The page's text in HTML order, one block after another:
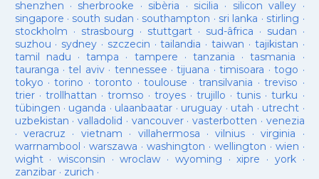
shenzhen · sherbrooke · sibèria · sicilia · silicon valley ·
singapore · south sudan · southampton · sri lanka · stirling ·
stockholm · strasbourg · stuttgart· sud-âfrica · sudan ·
suzhou · sydney · szczecin ·tailandia ·taiwan · tajikistan ·
tamil nadu ·tampa · tampere · tanzania ·tasmania ·
tauranga ·tel aviv· tennessee ·tijuana ·timisoara ·togo ·
tokyo ·torino ·toronto ·toulouse ·transilvania ·treviso ·
trier· trollhattan · tromso · troyes·trujillo ·tunis ·turku ·
tübingen · uganda · ulaanbaatar · uruguay · utah · utrecht ·
uzbekistan · valladolid · vancouver· vasterbotten · venezia
· veracruz · vietnam · villahermosa ·vilnius ·virginia ·
warrnambool ·warszawa ·washington · wellington · wien ·
wight· wisconsin ·wroclaw · wyoming ·xipre · york·
zanzibar· zurich ·